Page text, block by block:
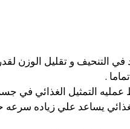
في التنحيف و تقليل الوزن
.
التمثيل الغذائي في
يساعد علي زياده